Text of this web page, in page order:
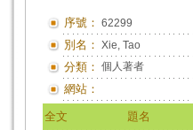
序號： 62299
別名： Xie, Tao
分類： 個人著者
網站：
全文 題名